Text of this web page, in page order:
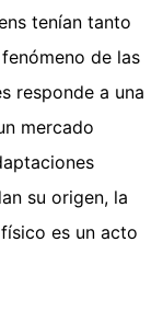
tenían tanto
de las
responde a una
mercado
su origen, la
es un acto